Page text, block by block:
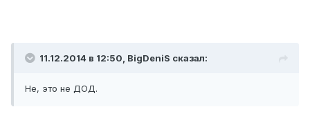
11.12.2014 в 12:50, BigDeniS сказал:
Не, это не ДОД.